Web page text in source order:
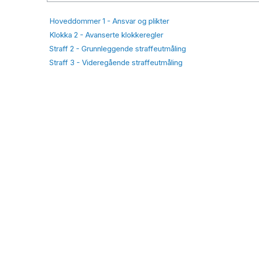
Hoveddommer 1 - Ansvar og plikter
Klokka 2 - Avanserte klokkeregler
Straff 2 - Grunnleggende straffeutmåling
Straff 3 - Videregående straffeutmåling